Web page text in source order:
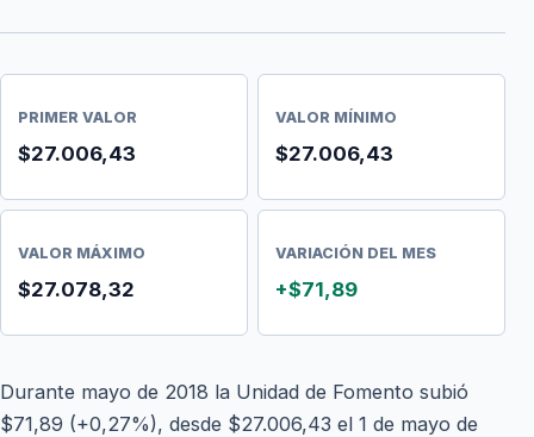
PRIMER VALOR
$27.006,43
VALOR MÍNIMO
$27.006,43
VALOR MÁXIMO
$27.078,32
VARIACIÓN DEL MES
+$71,89
Durante mayo de 2018 la Unidad de Fomento subió
$71,89 (+0,27%), desde $27.006,43 el 1 de mayo de